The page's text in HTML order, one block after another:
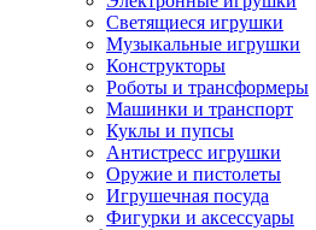
Светящиеся игрушки
Музыкальные игрушки
Конструкторы
Роботы и трансформеры
Машинки и транспорт
Куклы и пупсы
Антистресс игрушки
Оружие и пистолеты
Игрушечная посуда
Фигурки и аксессуары